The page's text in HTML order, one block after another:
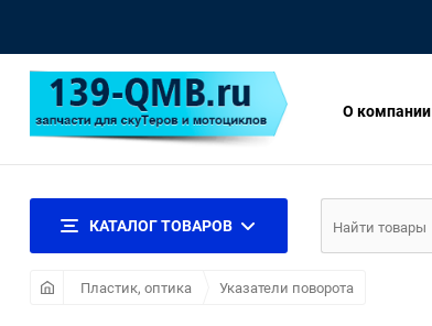
О компании
КАТАЛОГ ТОВАРОВ
Пластик, оптика Указатели поворота